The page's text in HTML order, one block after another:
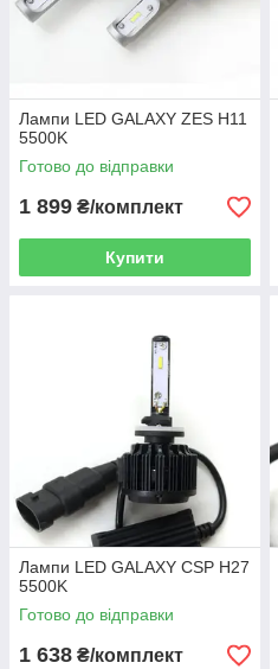
Лампи LED GALAXY ZES H11
5500K
Готово до відправки
1 899 ₴/комплект
Купити
Лампи LED GALAXY CSP H27
5500K
Готово до відправки
1 638 ₴/комплект